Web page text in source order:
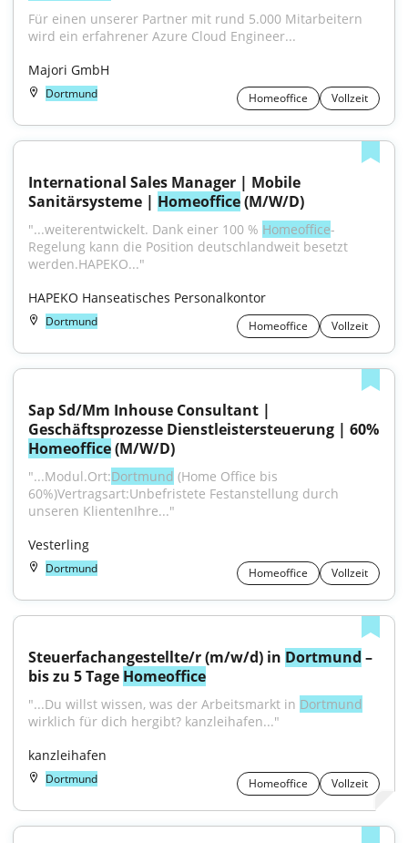
Für einen unserer Partner mit rund 5.000 Mitarbeitern
wird ein erfahrener Azure Cloud Engineer...
Majori GmbH
Dortmund Homeoffice Vollzeit
International Sales Manager | Mobile
Sanitärsysteme | Homeoffice (M/W/D)
"...weiterentwickelt. Dank einer 100 % Homeoffice-
Regelung kann die Position deutschlandweit besetzt
werden.HAPEKO..."
HAPEKO Hanseatisches Personalkontor
Dortmund Homeoffice Vollzeit
Sap Sd/Mm Inhouse Consultant |
Homeoffice (M/W/D)
"...Modul.Ort:Dortmund (Home Office bis
60%)Vertragsart:Unbefristete Festanstellung durch
unseren KlientenIhre..."
Vesterling
Dortmund Homeoffice Vollzeit
Steuerfachangestellte/r (m/w/d) in Dortmund –
bis zu 5 Tage Homeoffice
"...Du willst wissen, was der Arbeitsmarkt in Dortmund
wirklich für dich hergibt? kanzleihafen..."
kanzleihafen
Dortmund Homeoffice Vollzeit